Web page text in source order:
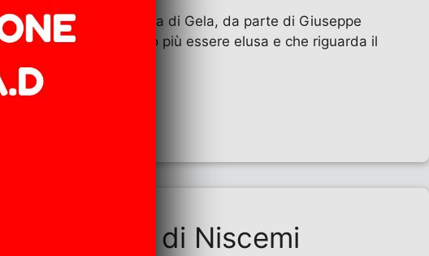
depositato alla Procura di Gela, da parte di Giuseppe
che non può più essere elusa e che riguarda il
e civile di Niscemi